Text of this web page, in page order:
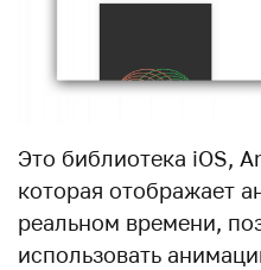
Это библиотека iOS,
которая отображает
реальном времени,
использовать